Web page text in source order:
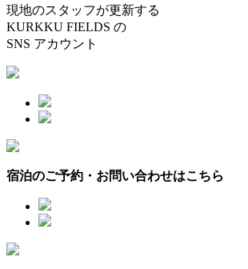
現地のスタッフが更新する
KURKKU FIELDS の
SNS アカウント
宿泊のご予約・お問い合わせはこちら